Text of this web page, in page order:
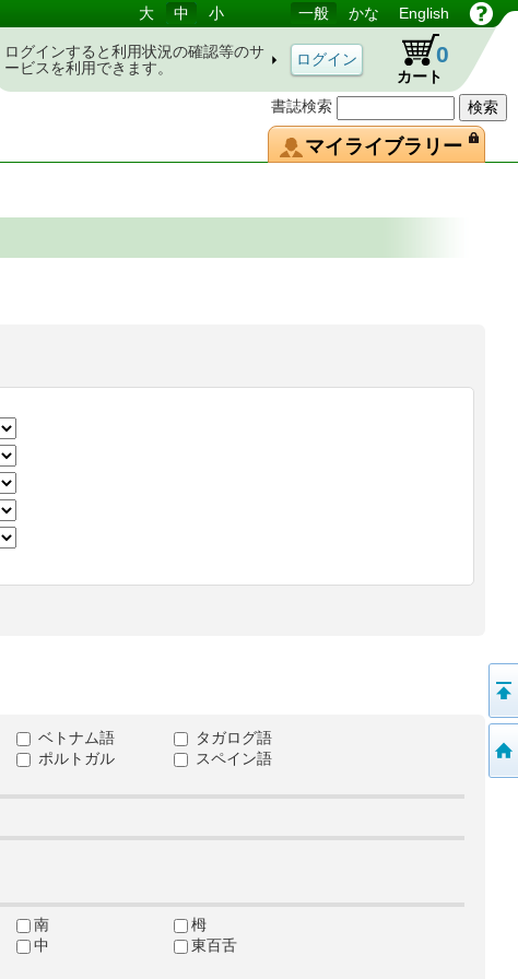
書誌検索
大 中 小 一般 かな English
ログインすると利用状況の確認等のサ
ービスを利用できます。
カート
0
マイライブラリー
ベトナム語
タガログ語
ポルトガル
スペイン語
南
栂
中
東百舌